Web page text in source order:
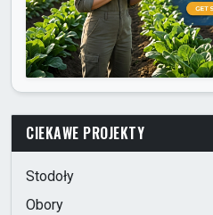
CIEKAWE PROJEKTY
Stodoły
Obory